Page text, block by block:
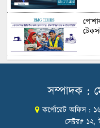
সম্পাদক :
কর্পোরেট অফিস :
সেক্টর# ১২,